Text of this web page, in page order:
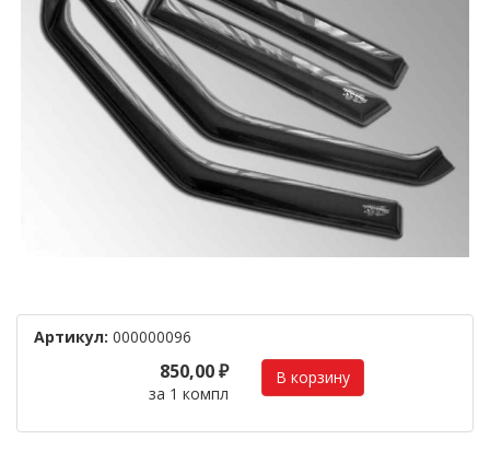
Артикул: 000000096
850,00 ₽
за 1 компл